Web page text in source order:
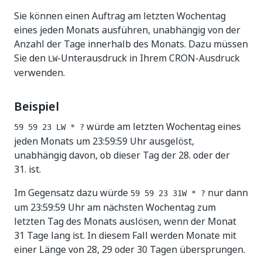
Sie können einen Auftrag am letzten Wochentag
eines jeden Monats ausführen, unabhängig von der
Anzahl der Tage innerhalb des Monats. Dazu müssen
Sie den LW-Unterausdruck in Ihrem CRON-Ausdruck
verwenden.
Beispiel
59 59 23 LW * ? würde am letzten Wochentag eines
jeden Monats um 23:59:59 Uhr ausgelöst,
unabhängig davon, ob dieser Tag der 28. oder der
31. ist.
Im Gegensatz dazu würde 59 59 23 31W * ? nur dann
um 23:59:59 Uhr am nächsten Wochentag zum
letzten Tag des Monats auslösen, wenn der Monat
31 Tage lang ist. In diesem Fall werden Monate mit
einer Länge von 28, 29 oder 30 Tagen übersprungen.